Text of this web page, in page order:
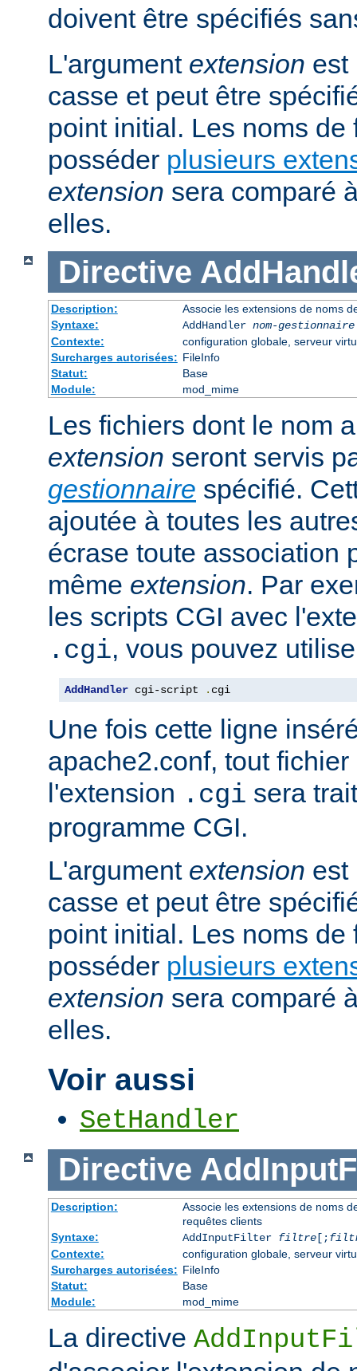
doivent être spécifiés
L'argument extension est
casse et peut être
point initial. Les noms de
posséder plusieurs
extension sera comparé
elles.
Directive
Description:
Associe les extensions de noms
Syntaxe:
AddHandler nom-gestionnaire
Contexte:
configuration globale, serveur
Surcharges autorisées: FileInfo
Statut:
Base
Module:
mod_mime
Les fichiers dont le nom
extension seront servis
gestionnaire spécifié.
ajoutée à toutes les
écrase toute association
même extension. Par
les scripts CGI avec
.cgi, vous pouvez
AddHandler cgi-script . cgi
Une fois cette ligne
apache2.conf, tout
l'extension .cgi sera
programme CGI.
L'argument extension est
casse et peut être
point initial. Les noms de
posséder plusieurs
extension sera comparé
elles.
Voir aussi
SetHandler
Directive
Description:
Associe les extensions de noms
requêtes clients
Syntaxe:
AddInputFilter filtre[;
Contexte:
configuration globale, serveur
Surcharges autorisées: FileInfo
Statut:
Base
Module:
mod_mime
La directive